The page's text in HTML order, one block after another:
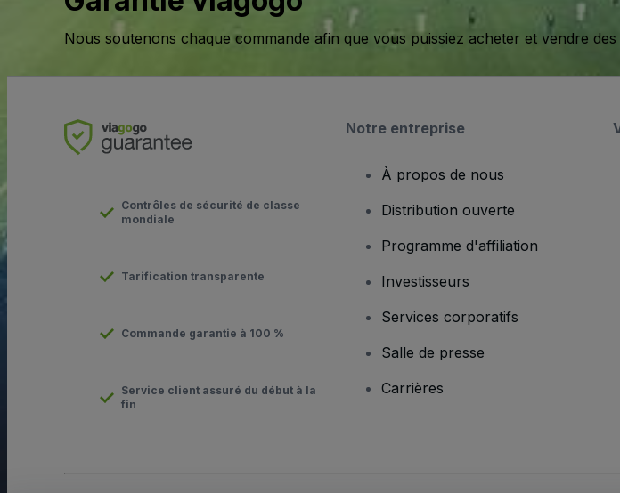
Nous soutenons chaque commande afin que vous puissiez acheter et vendre
Contrôles de sécurité de classe
mondiale
Tarification transparente
Commande garantie à 100 %
Service client assuré du début à la
fin
Notre entreprise
À propos de nous
Distribution ouverte
Programme d'affiliation
Investisseurs
Services corporatifs
Salle de presse
Carrières